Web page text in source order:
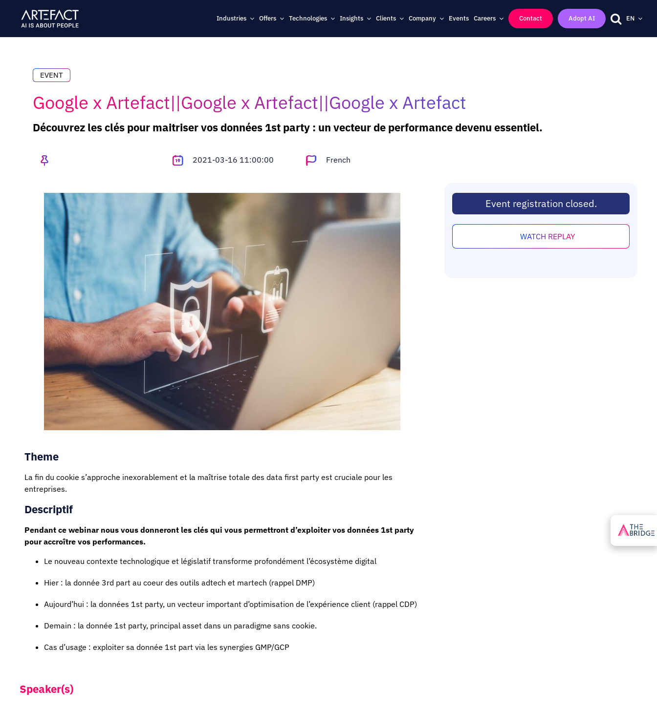
content
Industries Offers Technologies Insights Clients Company Events Careers Contact Adopt AI EN
EVENT
Google x Artefact||Google x Artefact||Google x Artefact
Découvrez les clés pour maitriser vos données 1st party : un vecteur de performance devenu essentiel.
2021-03-16 11:00:00 French
Theme
La fin du cookie s’approche inexorablement et la maîtrise totale des data first party est cruciale pour les
entreprises.
Descriptif
Pendant ce webinar nous vous donneront les clés qui vous permettront d’exploiter vos données 1st party
pour accroître vos performances.
Le nouveau contexte technologique et législatif transforme profondément l’écosystème digital
Hier : la donnée 3rd part au coeur des outils adtech et martech (rappel DMP)
Aujourd’hui : la données 1st party, un vecteur important d’optimisation de l’expérience client (rappel CDP)
Demain : la donnée 1st party, principal asset dans un paradigme sans cookie.
Cas d’usage : exploiter sa donnée 1st part via les synergies GMP/GCP
Event registration closed.
WATCH REPLAY
Speaker(s)